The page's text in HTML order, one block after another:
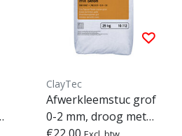
ClayTec
Afwerkleemstuc grof
0-2 mm, droog met